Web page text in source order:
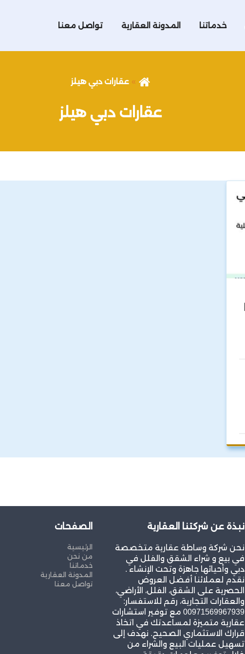
خدماتنا المدونة العقارية تواصل معنا
عقارات دبي هيلز
عقارات دبي هيلز
نبذة عن شركتنا العقارية
نحن شركة وساطة عقارية متخصصة
في بيع و شراء الشقق والفلل في
دبي وأحيائها جاهزة وتحت الإنشاء .
نقدم لعملائنا أفضل العروض
الحصرية على الشقق، الفلل، الأراضي،
والعقارات التجارية، رقم للاستفسار:
00971569967939 مع توفير استشارات
عقارية متميزة لمساعدتك في اتخاذ
قرارك الاستثماري الصحيح. نهدف إلى
تسهيل عمليات البيع والشراء من
الصفحات
الرئيسية
من نحن
خدماتنا
المدونة العقارية
تواصل معنا